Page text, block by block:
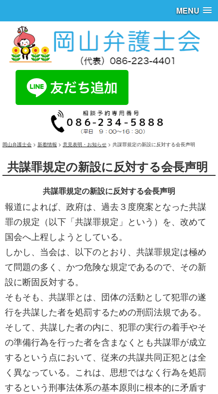
MENU
岡山弁護士会 > 新着情報 > 意見表明・お知らせ > 共謀罪規定の新設に反対する会長声明
共謀罪規定の新設に反対する会長声明
共謀罪規定の新設に反対する会長声明
報道によれば、政府は、過去３度廃案となった共謀
罪の規定（以下「共謀罪規定」という）を、改めて
国会へ上程しようとしている。
しかし、当会は、以下のとおり、共謀罪規定は極め
て問題の多く、かつ危険な規定であるので、その新
設に断固反対する。
そもそも、共謀罪とは、団体の活動として犯罪の遂
行を共謀した者を処罰するための刑罰法規である。
そして、共謀した者の内に、犯罪の実行の着手やそ
の準備行為を行った者を含まなくとも共謀罪が成立
するという点において、従来の共謀共同正犯とは全
く異なっている。これは、思想ではなく行為を処罰
するという刑事法体系の基本原則に根本的に矛盾す